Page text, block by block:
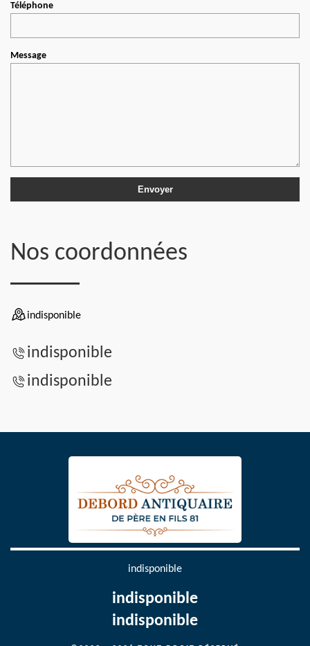
Téléphone
Message
Nos coordonnées
indisponible
indisponible
indisponible
indisponible
indisponible
indisponible